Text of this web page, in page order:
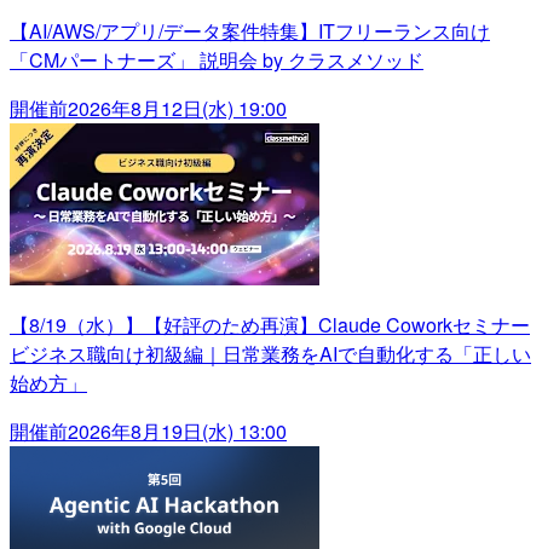
【AI/AWS/アプリ/データ案件特集】ITフリーランス向け
「CMパートナーズ」 説明会 by クラスメソッド
開催前2026年8月12日(水) 19:00
【8/19（水）】【好評のため再演】Claude Coworkセミナー
ビジネス職向け初級編｜日常業務をAIで自動化する「正しい
始め方」
開催前2026年8月19日(水) 13:00